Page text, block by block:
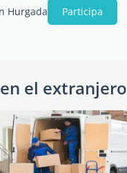
Hurgada Participa
el extranjero